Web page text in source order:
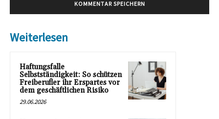
Weiterlesen
Haftungsfalle
Selbstständigkeit: So schützen
Freiberufler ihr Erspartes vor
dem geschäftlichen Risiko
29.06.2026